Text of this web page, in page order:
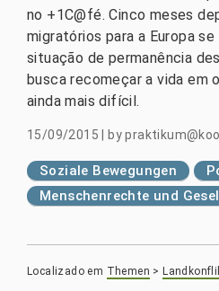
no +1C@fé. Cinco meses
migratórios para a Europa
situação de permanência
busca recomeçar a vida em
ainda mais difícil.
15/09/2015 by
Soziale Bewegungen
Menschenrechte und
Localizado em Themen >